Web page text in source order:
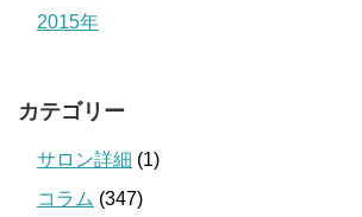
2015年
カテゴリー
サロン詳細 (1)
コラム (347)